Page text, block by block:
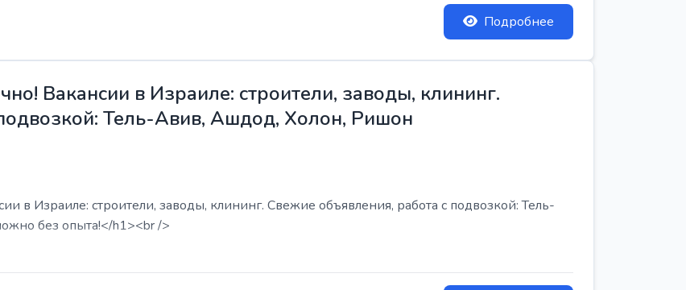
Подробнее
Вакансии в Израиле: строители, заводы, клининг.
Тель-Авив, Ашдод, Холон, Ришон
в Израиле: строители, заводы, клининг. Свежие объявления, работа с подвозкой: Тель-
без опыта!</h1><br />